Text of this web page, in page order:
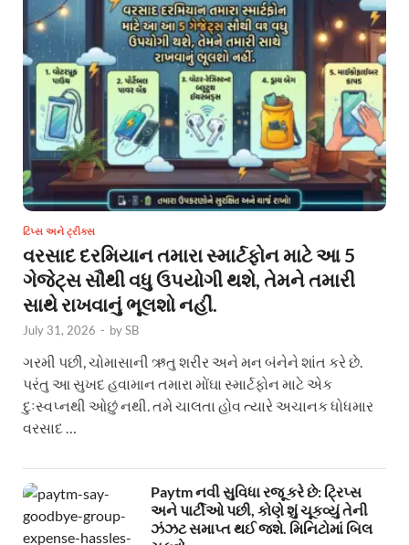
ટિપ્સ અને ટ્રીક્સ
વરસાદ દરમિયાન તમારા સ્માર્ટફોન માટે આ 5
ગેજેટ્સ સૌથી વધુ ઉપયોગી થશે, તેમને તમારી
સાથે રાખવાનું ભૂલશો નહીં.
July 31, 2026 - bySB
ગરમી પછી, ચોમાસાની ઋતુ શરીર અને મન બંનેને શાંત કરે છે.
પરંતુ આ સુખદ હવામાન તમારા મોંઘા સ્માર્ટફોન માટે એક
દુઃસ્વપ્નથી ઓછું નથી. તમે ચાલતા હોવ ત્યારે અચાનક ધોધમાર
વરસાદ …
Paytm નવી સુવિધા રજૂ કરે છે: ટ્રિપ્સ
અને પાર્ટીઓ પછી, કોણે શું ચૂકવ્યું તેની
ઝંઝટ સમાપ્ત થઈ જશે. મિનિટોમાં બિલ